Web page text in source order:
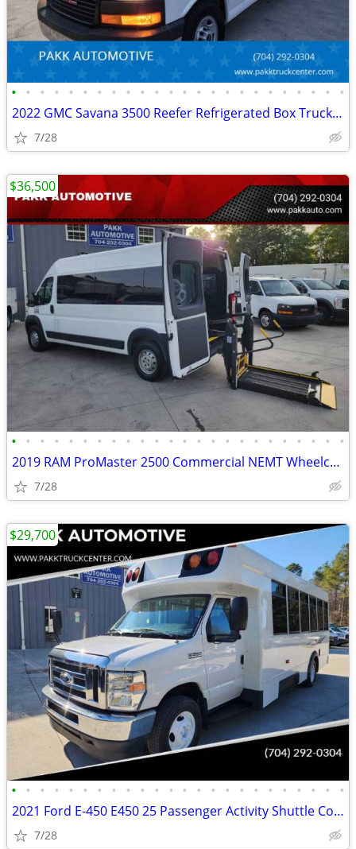
• • • • • • • • • • • • • • • • • • • • • • • •
2022 GMC Savana 3500 Reefer Refrigerated Box Truck Thermo King V320MAX
7/28
• • • • • • • • • • • • • • • • • • • • • • • •
2019 RAM ProMaster 2500 Commercial NEMT Wheelchair Gurney Van w/ Lift
7/28
$36,500
• • • • • • • • • • • • • • • • • • • • • • • •
2021 Ford E-450 E450 25 Passenger Activity Shuttle Coach Van Mini Bus
7/28
$29,700